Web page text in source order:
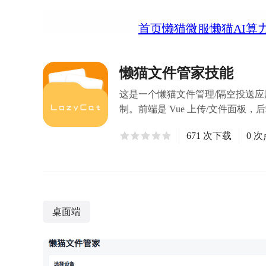
首页懒猫微服懒猫AI算
懒猫文件管家技能
这是一个懒猫文件管理/隔空投送
制。前端是 Vue 上传/文件面板，
671 次下载 0 次
桌面端